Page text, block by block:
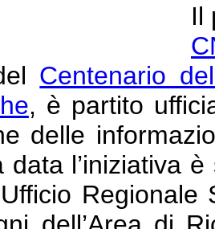
Il
Centenario
, è partito
delle
data l’iniziativa